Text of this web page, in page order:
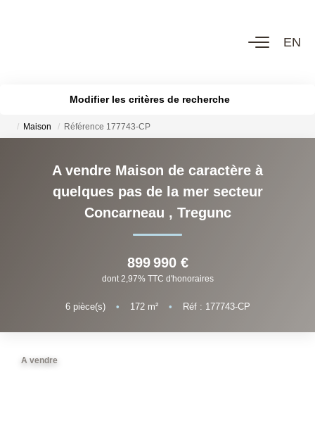
EN
Voir Tous Nos Biens
Châteaux & Manoirs
Bord De Mer
Propriétés Équestres, Rurales
Autres Demeures De Charme
ESTIMER
VENDRE
Modifier les critères de recherche
Thèmes
Plus de critères Créer une alerte
Maison Référence 177743-CP
A vendre Maison de caractère à
quelques pas de la mer secteur
Concarneau , Tregunc
899 990 €
dont 2,97% TTC d'honoraires
6pièce(s) • 172m² • Réf : 177743-CP
A vendre